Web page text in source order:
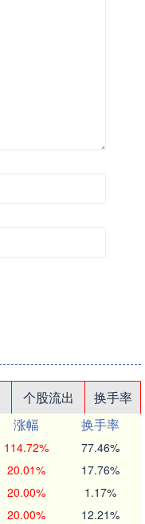
个股流出
换手率
涨幅
换手率
114.72% 77.46%
20.01% 17.76%
20.00% 1.17%
20.00% 12.21%